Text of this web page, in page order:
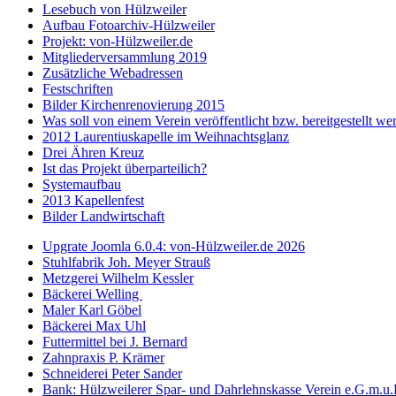
Lesebuch von Hülzweiler
Aufbau Fotoarchiv-Hülzweiler
Projekt: von-Hülzweiler.de
Mitgliederversammlung 2019
Zusätzliche Webadressen
Festschriften
Bilder Kirchenrenovierung 2015
Was soll von einem Verein veröffentlicht bzw. bereitgestellt
2012 Laurentiuskapelle im Weihnachtsglanz
Drei Ähren Kreuz
Ist das Projekt überparteilich?
Systemaufbau
2013 Kapellenfest
Bilder Landwirtschaft
Upgrate Joomla 6.0.4: von-Hülzweiler.de 2026
Stuhlfabrik Joh. Meyer Strauß
Metzgerei Wilhelm Kessler
Bäckerei Welling
Maler Karl Göbel
Bäckerei Max Uhl
Futtermittel bei J. Bernard
Zahnpraxis P. Krämer
Schneiderei Peter Sander
Bank: Hülzweilerer Spar- und Dahrlehnskasse Verein